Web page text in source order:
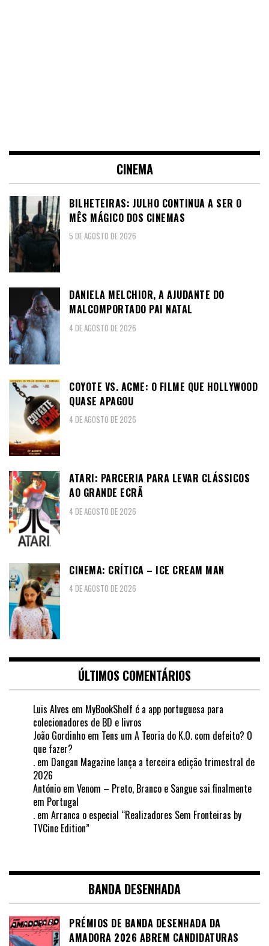
CINEMA
BILHETEIRAS: JULHO CONTINUA A SER O
MÊS MÁGICO DOS CINEMAS
5 DE AGOSTO DE 2026
DANIELA MELCHIOR, A AJUDANTE DO
MALCOMPORTADO PAI NATAL
4 DE AGOSTO DE 2026
COYOTE VS. ACME: O FILME QUE HOLLYWOOD
QUASE APAGOU
4 DE AGOSTO DE 2026
ATARI: PARCERIA PARA LEVAR CLÁSSICOS
AO GRANDE ECRÃ
4 DE AGOSTO DE 2026
CINEMA: CRÍTICA – ICE CREAM MAN
4 DE AGOSTO DE 2026
ÚLTIMOS COMENTÁRIOS
Luis Alves em MyBookShelf é a app portuguesa para
colecionadores de BD e livros
João Gordinho em Tens um A Teoria do K.O. com defeito? O
que fazer?
. em Dangan Magazine lança a terceira edição trimestral de
2026
António em Venom – Preto, Branco e Sangue sai finalmente
em Portugal
. em Arranca o especial “Realizadores Sem Fronteiras by
TVCine Edition”
BANDA DESENHADA
PRÉMIOS DE BANDA DESENHADA DA
AMADORA 2026 ABREM CANDIDATURAS